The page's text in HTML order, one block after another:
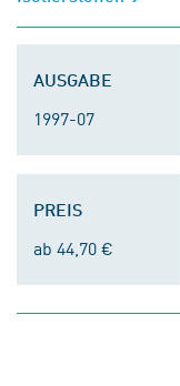
AUSGABE
1997-07
PREIS
ab 44,70 €